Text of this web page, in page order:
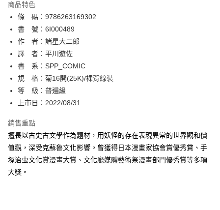
相關說明
【關於「AFTEE先享後付」】
AFTEE先享後付是「在收到商品之後才付款」的支付方式。 讓您購物簡單
便利好安心！
１．簡單：不需註冊會員、不需綁卡、不需儲值。
２．便利：只要手機號碼，簡訊認證，即可結帳。
３．安心：先確認商品／服務後，再付款。
【「AFTEE先享後付」結帳流程】
１．於結帳方式選擇「AFTEE先享後付」後，將跳轉至「AFTEE先享後付」
結帳頁面，進行簡訊認證並確認金額後，即可完成結帳。
２．訂單成立數日內，您將收到繳費通知簡訊。
ATM／網路銀行／等多元方式進行付款，方視為交易完成。
※ 請注意：結帳手續完成當下不需立刻繳費，但若您需要取消訂單，請聯絡
購買商品的店家。未經商家同意取消之訂單仍視為有效，需透過AFTEE先享
後付繳納相關費用。
※ 交易是否成功請以「AFTEE先享後付 」之結帳頁面顯示為準，若有關於
是否繳費成功／繳費後需取消欲退款等相關疑問，請聯繫「AFTEE先享後付
ATM付款
運送方式
全家取貨付款
每筆NT$80，滿NT$500(含以上)免運費
付款後全家取貨
每筆NT$80，滿NT$500(含以上)免運費
付款後萊爾富取貨
每筆NT$80，滿NT$500(含以上)免運費
商品特色
條 碼：9786263169302
書 號：6I000489
作 者：諸星大二郎
譯 者：平川遊佐
書 系：SPP_COMIC
規 格：菊16開(25K)/裸背線裝
等 級：普遍級
上市日：2022/08/31
銷售重點
擅長以古史古文學作為題材，用妖怪的存在表現異常的世界觀和價
值觀，深受克蘇魯文化影響。曾獲得日本漫畫家協會賞優秀賞、手
塚治虫文化賞漫畫大賞、文化廳媒體藝術祭漫畫部門優秀賞等多項
大獎。